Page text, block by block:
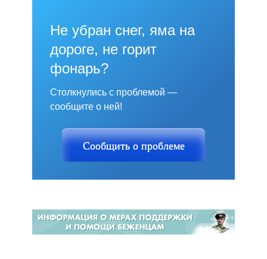
Не убран снег, яма на
дороге, не горит
фонарь?
Столкнулись с проблемой —
сообщите о ней!
Сообщить о проблеме